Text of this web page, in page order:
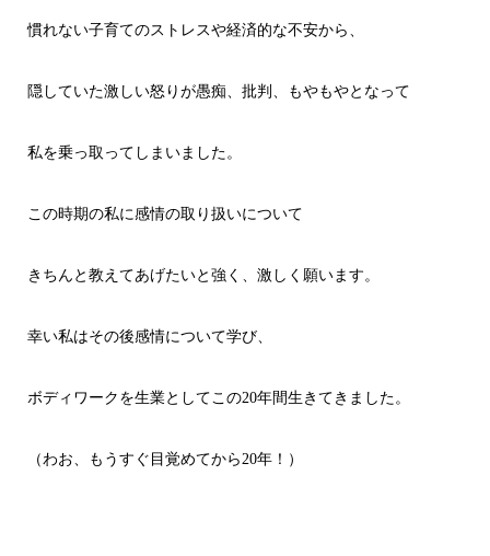
慣れない子育てのストレスや経済的な不安から、
隠していた激しい怒りが愚痴、批判、もやもやとなって
私を乗っ取ってしまいました。
この時期の私に感情の取り扱いについて
きちんと教えてあげたいと強く、激しく願います。
幸い私はその後感情について学び、
ボディワークを生業としてこの20年間生きてきました。
（わお、もうすぐ目覚めてから20年！）